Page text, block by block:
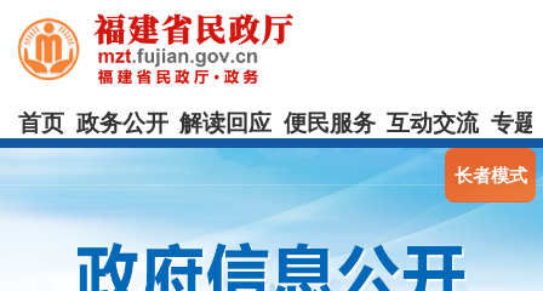
首页 政务公开 解读回应 便民服务 互动交流 专题
长者模式